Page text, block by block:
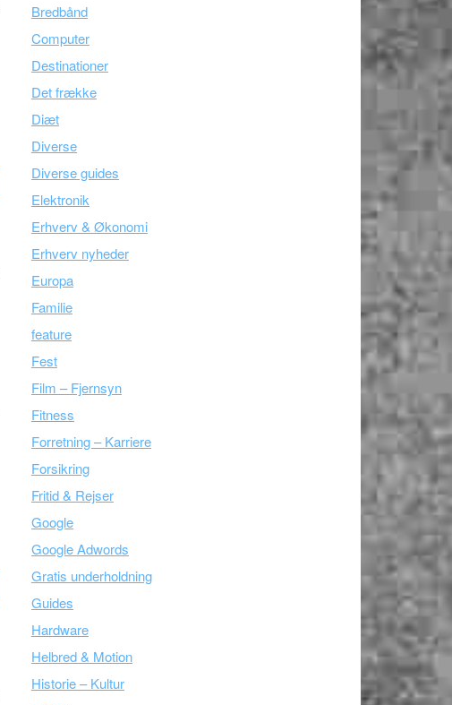
Bredbånd
Computer
Destinationer
Det frække
Diæt
Diverse
Diverse guides
Elektronik
Erhverv & Økonomi
Erhverv nyheder
Europa
Familie
feature
Fest
Film – Fjernsyn
Fitness
Forretning – Karriere
Forsikring
Fritid & Rejser
Google
Google Adwords
Gratis underholdning
Guides
Hardware
Helbred & Motion
Historie – Kultur